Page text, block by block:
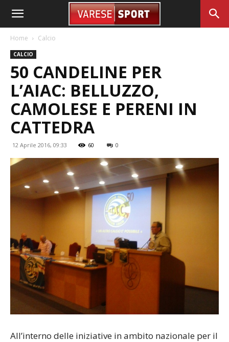
Home Calcio
CALCIO
50 CANDELINE PER
L’AIAC: BELLUZZO,
CAMOLESE E PERENI IN
CATTEDRA
12 Aprile 2016, 09:33 60 0
All’interno delle iniziative in ambito nazionale per il